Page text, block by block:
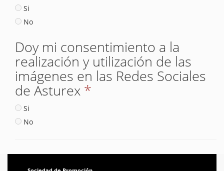
Si
No
Doy mi consentimiento a la
realización y utilización de las
imágenes en las Redes Sociales
de Asturex *
Si
No